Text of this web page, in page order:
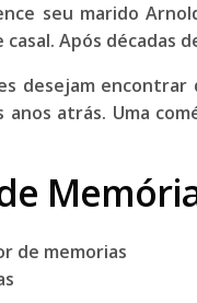
seu marido
Após décadas
desejam
anos atrás. Uma